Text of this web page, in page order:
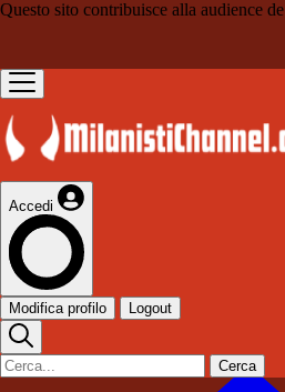
Questo sito contribuisce alla audience de
Accedi
Modifica profilo Logout
Cerca